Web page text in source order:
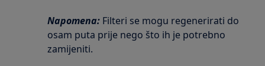
Napomena: Filteri se mogu regenerirati do
osam puta prije nego što ih je potrebno
zamijeniti.